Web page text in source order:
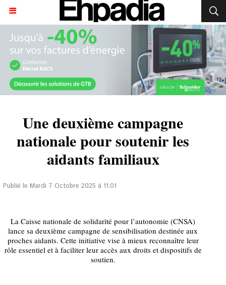
Une deuxième campagne
nationale pour soutenir les
aidants familiaux
Publié le Mardi 7 Octobre 2025 à 11:01
La Caisse nationale de solidarité pour l’autonomie (CNSA)
lance sa deuxième campagne de sensibilisation destinée aux
proches aidants. Cette initiative vise à mieux reconnaître leur
rôle essentiel et à faciliter leur accès aux droits et dispositifs de
soutien.